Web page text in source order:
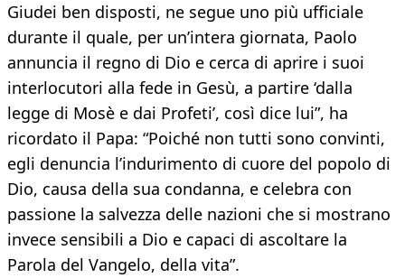
Giudei ben disposti, ne segue uno più ufficiale
durante il quale, per un’intera giornata, Paolo
annuncia il regno di Dio e cerca di aprire i suoi
interlocutori alla fede in Gesù, a partire ‘dalla
legge di Mosè e dai Profeti’, così dice lui”, ha
ricordato il Papa: “Poiché non tutti sono convinti,
egli denuncia l’indurimento di cuore del popolo di
Dio, causa della sua condanna, e celebra con
passione la salvezza delle nazioni che si mostrano
invece sensibili a Dio e capaci di ascoltare la
Parola del Vangelo, della vita”.